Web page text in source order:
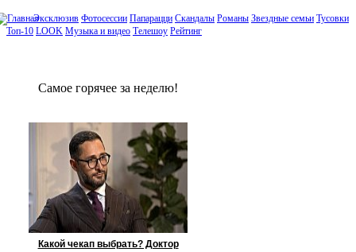
Эксклюзив Фотосессии Папарацци Скандалы Романы Звездные семьи Тусовки
Топ-10 LOOK Музыка и видео Телешоу Рейтинг
Сaмое гoрячее за неделю!
Какой чекап выбрать? Доктор